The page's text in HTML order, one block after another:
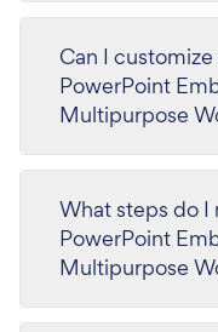
Can I
PowerPoint
Multipurpose
What steps do
PowerPoint
Multipurpose